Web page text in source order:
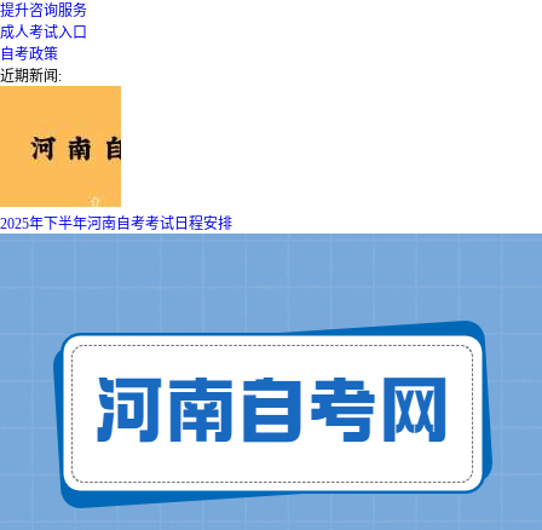
提升咨询服务
成人考试入口
自考政策
近期新闻:
2025年下半年河南自考考试日程安排